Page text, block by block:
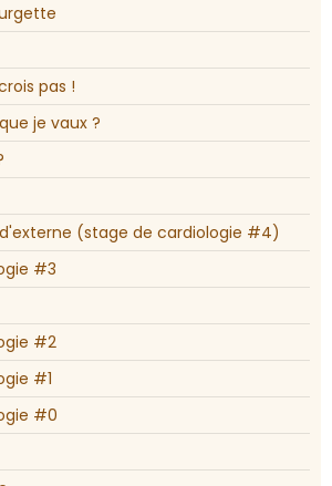
pas !
je vaux ?
(stage de cardiologie #4)
#3
#2
#1
#0